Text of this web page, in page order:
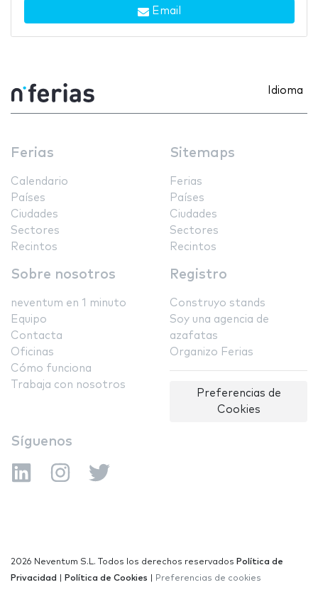
Email
Idioma
Ferias
Calendario
Países
Ciudades
Sectores
Recintos
Sitemaps
Ferias
Países
Ciudades
Sectores
Recintos
Sobre nosotros
neventum en 1 minuto
Equipo
Contacta
Oficinas
Cómo funciona
Trabaja con nosotros
Registro
Construyo stands
Soy una agencia de
azafatas
Organizo Ferias
Preferencias de
Cookies
Síguenos
2026 Neventum S.L. Todos los derechos reservados Política de
Privacidad
Política de Cookies Preferencias de cookies